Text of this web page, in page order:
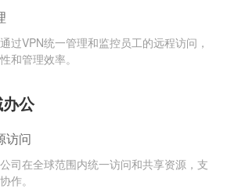
过VPN统一管理和监控员工的远程访问，
和管理效率。
公
访问
司在全球范围内统一访问和共享资源，支
作。